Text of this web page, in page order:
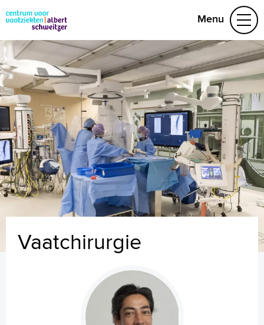
Menu
Aandoeningen
Leefstijl en preventie
Het behandelteam
Video's
078 652 32 50
Naar home asz.nl
Vaatchirurgie